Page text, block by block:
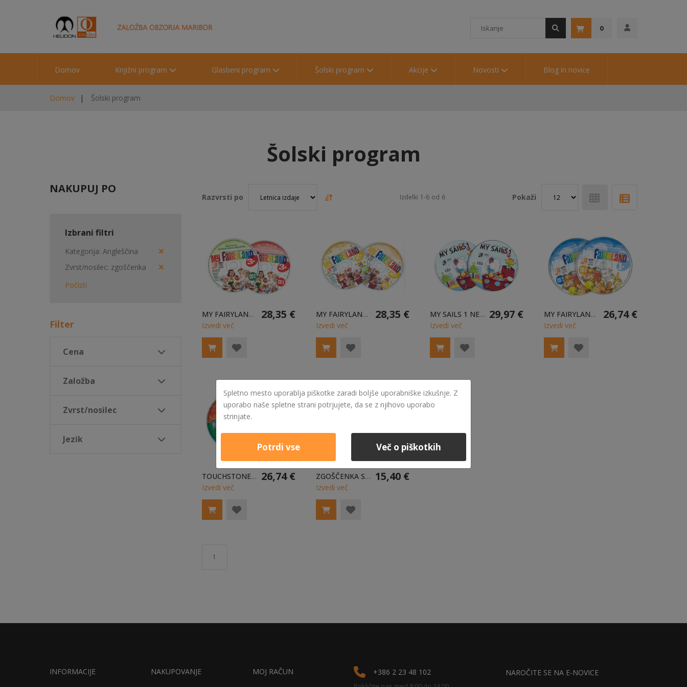
0
Domov Knjižni program Glasbeni program Šolski program Akcije Novosti Blog in novice
Domov Šolski program
Šolski program
Razvrsti po Izdelki 1-6 od 6 Pokaži
MY FAIRYLAND 3 - 2X ZGOŠČENKA 28,35 €
Izvedi več
MY FAIRYLAND 2 - 2X ZGOŠČENKA 28,35 €
Izvedi več
MY SAILS 1 NEW - SLUŠNI POSNETKI NA DVEH ZGOŠČENKAH 29,97 €
Izvedi več
MY FAIRYLAND 1 - 2X ZGOŠČENKA 26,74 €
Izvedi več
TOUCHSTONE 6 - 2X ZGOŠČENKA 26,74 €
Izvedi več
ZGOŠČENKA SONGBOOK RAINBOW 15,40 €
Izvedi več
1
NAKUPUJ PO
Izbrani filtri
Kategorija Angleščina
Zvrst/nosilec zgoščenka
Počisti
Filter
Cena
Založba
Zvrst/nosilec
Jezik
INFORMACIJE NAKUPOVANJE MOJ RAČUN +386 2 23 48 102 NAROČITE SE NA E-NOVICE
Spletno mesto uporablja piškotke zaradi boljše uporabniške izkušnje. Z
uporabo naše spletne strani potrjujete, da se z njihovo uporabo
strinjate.
Potrdi vse Več o piškotkih